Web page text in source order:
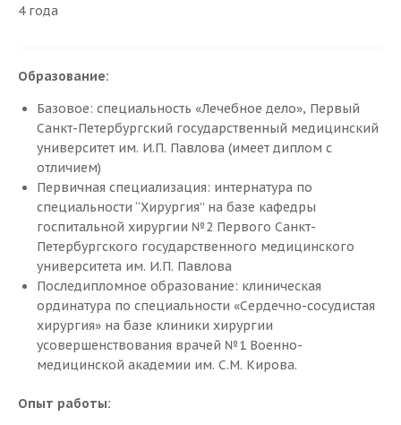
4 года
Образование:
Базовое: специальность «Лечебное дело», Первый
Санкт-Петербургский государственный медицинский
университет им. И.П. Павлова (имеет диплом с
отличием)
Первичная специализация: интернатура по
специальности “Хирургия” на базе кафедры
госпитальной хирургии №2 Первого Санкт-
Петербургского государственного медицинского
университета им. И.П. Павлова
Последипломное образование: клиническая
ординатура по специальности «Сердечно-сосудистая
хирургия» на базе клиники хирургии
усовершенствования врачей №1 Военно-
медицинской академии им. С.М. Кирова.
Опыт работы:
Мы лечим
Флебопатия
Ретикулярный варикоз
Варикозная болезнь нижних конечностей
Тромбофлебит
Варикозная болезнь нижних конечностей
Тромбоз глубоких вен
Посттромботическая болезнь
Трофические изменения
Лимфедема